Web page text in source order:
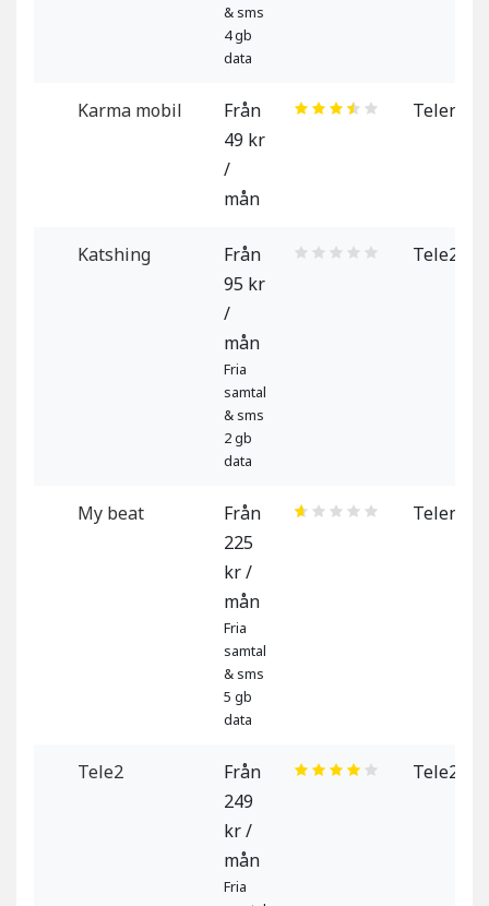
& sms
4 gb
data
Karma mobil
Från
49 kr
/
mån
Telenor
Katshing
Från
95 kr
/
mån
Fria
samtal
& sms
2 gb
data
Tele2
My beat
Från
225
kr /
mån
Fria
samtal
& sms
5 gb
data
Telenor
Tele2
Från
249
kr /
mån
Fria
Tele2